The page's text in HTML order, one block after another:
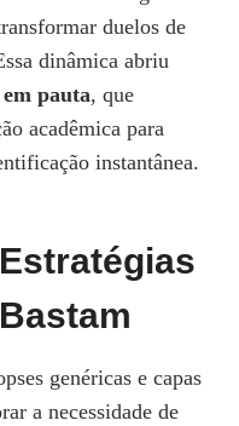
duelos de
dinâmica abriu
pauta, que
acadêmica para
instantânea.
genéricas e capas
a necessidade de